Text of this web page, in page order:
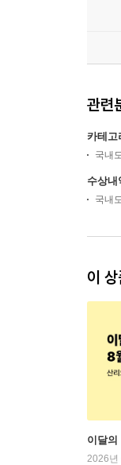
관련
카테고
국내
수상
국내
이
이달의
2026년